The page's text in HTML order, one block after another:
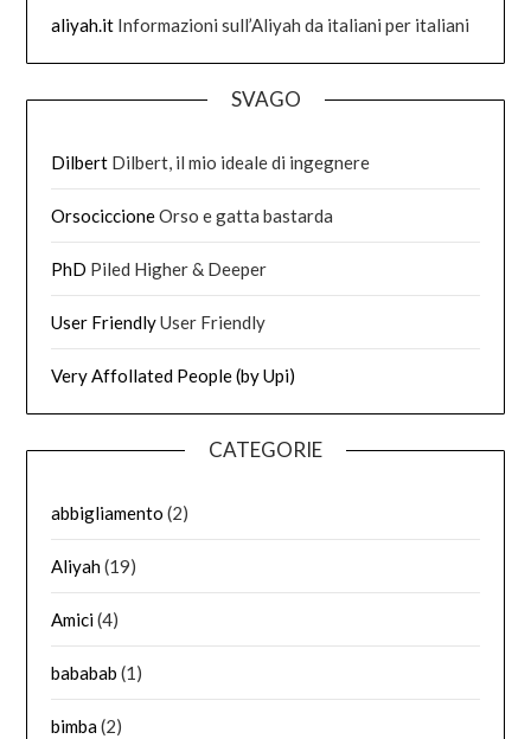
aliyah.it Informazioni sull’Aliyah da italiani per italiani
SVAGO
Dilbert Dilbert, il mio ideale di ingegnere
OrsociccioneOrso e gatta bastarda
PhD Piled Higher & Deeper
User FriendlyUser Friendly
Very Affollated People (by Upi)
CATEGORIE
abbigliamento (2)
Aliyah(19)
Amici(4)
bababab (1)
bimba(2)